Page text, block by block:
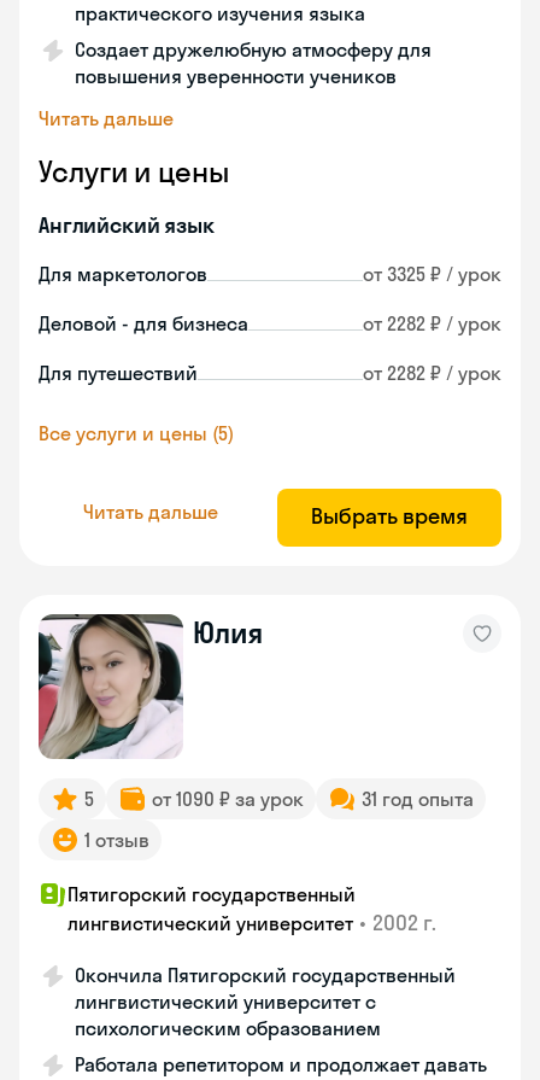
практического изучения языка
Создает дружелюбную атмосферу для
повышения уверенности учеников
Читать дальше
Услуги и цены
Английский язык
Для маркетологов от 3325 ₽ / урок
Деловой - для бизнеса от 2282 ₽ / урок
Для путешествий от 2282 ₽ / урок
Все услуги и цены (5)
Читать дальше Выбрать время
Юлия
5 от 1090 ₽ за урок
31 год опыта
1 отзыв
Пятигорский государственный
лингвистический университет • 2002 г.
Окончила Пятигорский государственный
лингвистический университет с
психологическим образованием
Работала репетитором и продолжает давать